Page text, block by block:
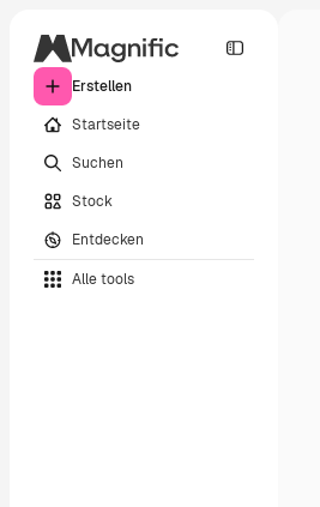
Erstellen
Startseite
Suchen
Stock
Entdecken
Alle tools